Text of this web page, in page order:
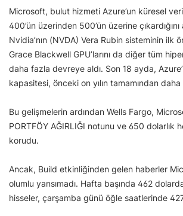
Microsoft, bulut hizmeti Azure’un küresel veri
400’ün üzerinden 500’ün üzerine çıkardığını
Nvidia’nın (NVDA) Vera Rubin sisteminin ilk
Grace Blackwell GPU’larını da diğer tüm
daha fazla devreye aldı. Son 18 ayda,
kapasitesi, önceki on yılın tamamından
Bu gelişmelerin ardından Wells Fargo,
PORTFÖY AĞIRLIĞI notunu ve 650 dolarlık
korudu.
Ancak, Build etkinliğinden gelen haberler
olumlu yansımadı. Hafta başında 462
hisseler, çarşamba günü öğle saatlerinde